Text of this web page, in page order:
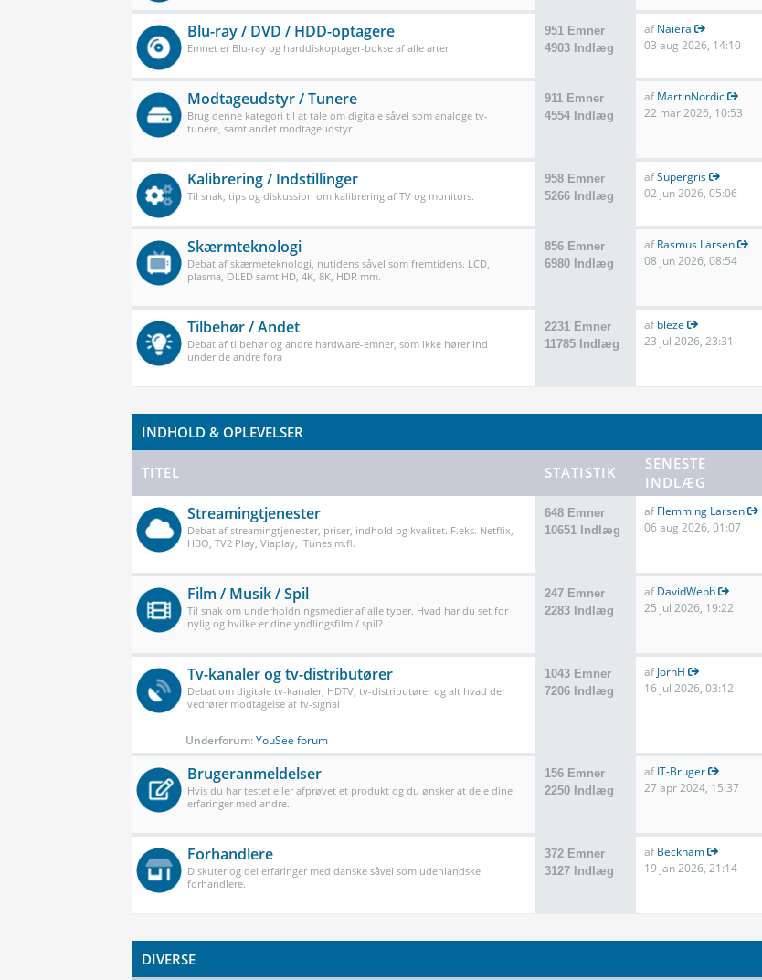
Blu-ray / DVD / HDD-optagere
Emnet er Blu-ray og harddiskoptager-bokse af alle arter
951 Emner
4903 Indlæg
afNaiera
03 aug 2026, 14:10
Modtageudstyr / Tunere
Brug denne kategori til at tale om digitale såvel som analoge tv-
tunere, samt andet modtageudstyr
911 Emner
4554 Indlæg
afMartinNordic
22 mar 2026, 10:53
Kalibrering / Indstillinger
Til snak, tips og diskussion om kalibrering af TV og monitors.
958 Emner
5266 Indlæg
afSupergris
02 jun 2026, 05:06
Skærmteknologi
Debat af skærmeteknologi, nutidens såvel som fremtidens. LCD,
plasma, OLED samt HD, 4K, 8K, HDR mm.
856 Emner
6980 Indlæg
afRasmus Larsen
08 jun 2026, 08:54
Tilbehør / Andet
Debat af tilbehør og andre hardware-emner, som ikke hører ind
under de andre fora
2231 Emner
11785 Indlæg
afbleze
23 jul 2026, 23:31
INDHOLD & OPLEVELSER
TITEL STATISTIK
SENESTE
INDLÆG
Streamingtjenester
Debat af streamingtjenester, priser, indhold og kvalitet. F.eks. Netflix,
HBO, TV2 Play, Viaplay, iTunes m.fl.
648 Emner
10651 Indlæg
afFlemming Larsen
06 aug 2026, 01:07
Film / Musik / Spil
Til snak om underholdningsmedier af alle typer. Hvad har du set for
nylig og hvilke er dine yndlingsfilm / spil?
247 Emner
2283 Indlæg
afDavidWebb
25 jul 2026, 19:22
Tv-kanaler og tv-distributører
Debat om digitale tv-kanaler, HDTV, tv-distributører og alt hvad der
vedrører modtagelse af tv-signal
Underforum:YouSee forum
1043 Emner
7206 Indlæg
afJornH
16 jul 2026, 03:12
Brugeranmeldelser
Hvis du har testet eller afprøvet et produkt og du ønsker at dele dine
erfaringer med andre.
156 Emner
2250 Indlæg
afIT-Bruger
27 apr 2024, 15:37
Forhandlere
Diskuter og del erfaringer med danske såvel som udenlandske
forhandlere.
372 Emner
3127 Indlæg
afBeckham
19 jan 2026, 21:14
DIVERSE